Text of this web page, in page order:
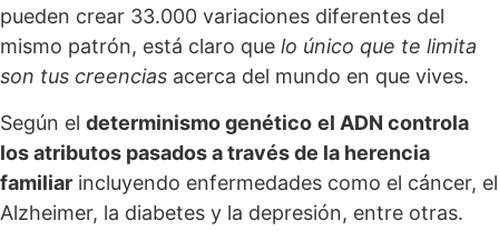
pueden crear 33.000 variaciones diferentes del
mismo patrón, está claro que lo único que te limita
son tus creencias acerca del mundo en que vives.
Según el determinismo genético el ADN controla
los atributos pasados a través de la herencia
familiar incluyendo enfermedades como el cáncer, el
Alzheimer, la diabetes y la depresión, entre otras.